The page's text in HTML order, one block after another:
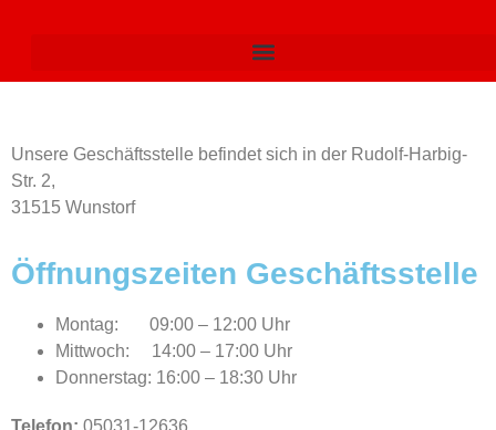
Unsere Geschäftsstelle befindet sich in der Rudolf-Harbig-
Str. 2,
31515 Wunstorf
Öffnungszeiten Geschäftsstelle
Montag: 09:00 – 12:00 Uhr
Mittwoch: 14:00 – 17:00 Uhr
Donnerstag: 16:00 – 18:30 Uhr
Telefon: 05031-12636